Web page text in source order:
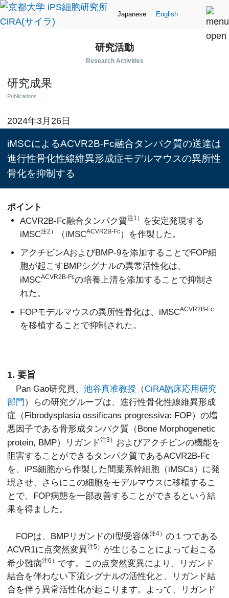
Japanese English
研究活動
Research Activities
研究成果
Publications
2024年3月26日
iMSCによるACVR2B-Fc融合タンパク質の送達は
進行性骨化性線維異形成症モデルマウスの異所性
骨化を抑制する
ポイント
ACVR2B-Fc融合タンパク質注1）
を安定発現する
iMSC注2） （iMSCACVR2B-Fc）を作製した。
アクチビンAおよびBMP-9を添加することでFOP細
胞が起こすBMPシグナルの異常活性化は、
iMSCACVR2B-Fcの培養上清を添加することで抑制さ
れた。
FOPモデルマウスの異所性骨化は、iMSCACVR2B-Fc
を移植することで抑制された。
1. 要旨
Pan Gao研究員、池谷真准教授 （CiRA臨床応用研究
部門 ）らの研究グループは、進行性骨化性線維異形成
症（Fibrodysplasia ossificans progressiva: FOP）の増
悪因子である骨形成タンパク質（Bone Morphogenetic
protein, BMP）リガンド注3） およびアクチビンの機能を
阻害することができるタンパク質であるACVR2B-Fc
を、iPS細胞から作製した間葉系幹細胞（iMSCs）に発
現させ、さらにこの細胞をモデルマウスに移植するこ
とで、FOP病態を一部改善することができるという結
果を得ました。
FOPは、BMPリガンドのI型受容体注4） の１つである
ACVR1に点突然変異注5） が生じることによって起こる
希少難病注6） です。この点突然変異により、リガンド
結合を伴わない下流シグナルの活性化と、リガンド結
合を伴う異常活性化が起こります。よって、リガンド